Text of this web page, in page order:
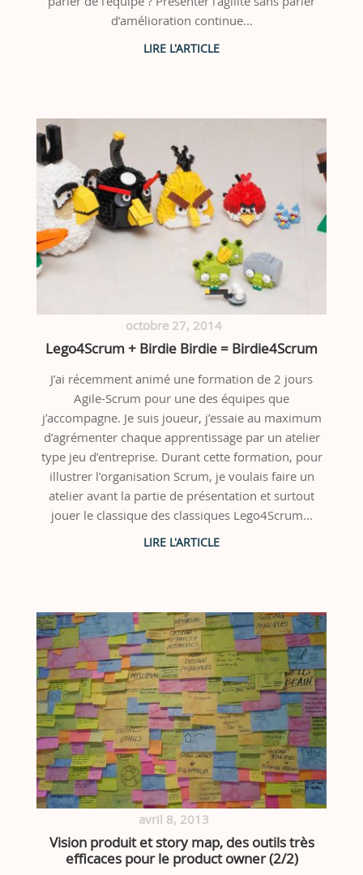
d’amélioration continue...
octobre 27, 2014
Lego4Scrum + Birdie Birdie = Birdie4Scrum
J’ai récemment animé une formation de 2 jours
Agile-Scrum pour une des équipes que
j’accompagne. Je suis joueur, j’essaie au maximum
d’agrémenter chaque apprentissage par un atelier
type jeu d’entreprise. Durant cette formation, pour
illustrer l’organisation Scrum, je voulais faire un
atelier avant la partie de présentation et surtout
jouer le classique des classiques Lego4Scrum...
avril 8, 2013
Vision produit et story map, des outils très
efficaces pour le product owner (2/2)